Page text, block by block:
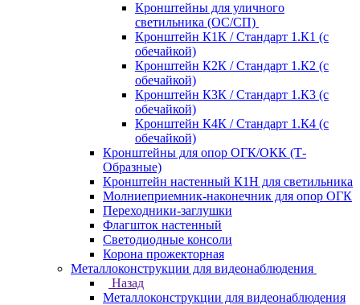
Кронштейны для уличного
светильника (ОС/СП)
Кронштейн К1К / Стандарт 1.К1 (с
обечайкой)
Кронштейн К2К / Стандарт 1.К2 (с
обечайкой)
Кронштейн К3К / Стандарт 1.К3 (с
обечайкой)
Кронштейн К4К / Стандарт 1.К4 (с
обечайкой)
Кронштейны для опор ОГК/ОКК (Т-
Образные)
Кронштейн настенный К1Н для светильника
Молниеприемник-наконечник для опор ОГК
Переходники-заглушки
Флагшток настенный
Светодиодные консоли
Корона прожекторная
Металлоконструкции для видеонаблюдения
Назад
Металлоконструкции для видеонаблюдения